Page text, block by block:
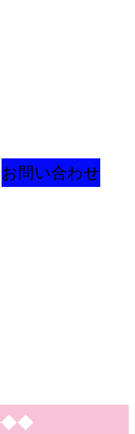
お問い合わせ
◆◆◆